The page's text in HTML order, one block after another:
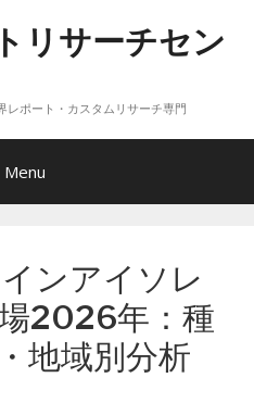
リサーチセン
ポート・カスタムリサーチ専門
Menu
ンアイソレ
2026年：種
地域別分析